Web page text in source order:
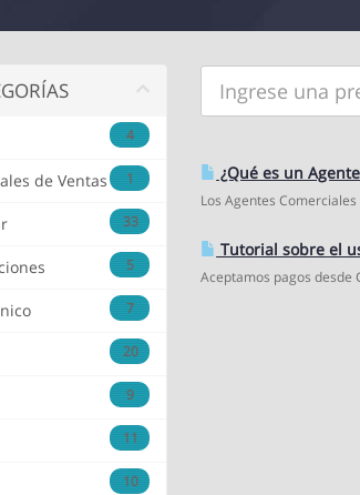
4
1
de Ventas
33
5
7
20
9
11
10
¿Qué es un
Los Agentes
Tutorial sobre el
Aceptamos pagos desde